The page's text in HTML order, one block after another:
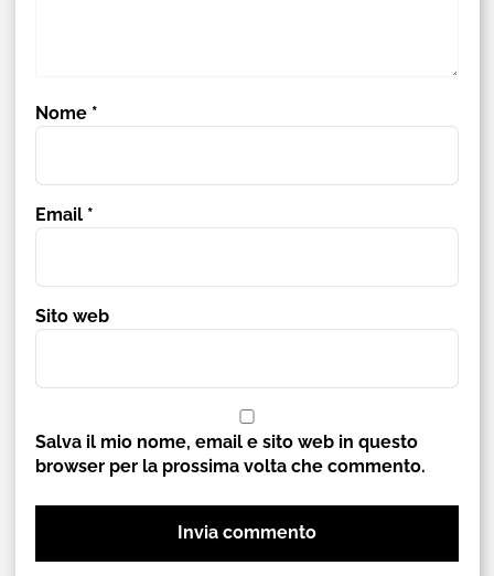
Nome *
Email *
Sito web
Salva il mio nome, email e sito web in questo
browser per la prossima volta che commento.